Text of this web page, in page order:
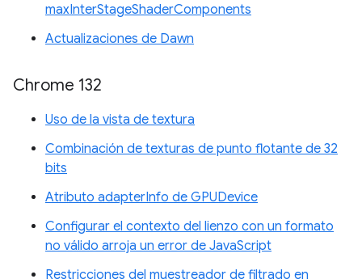
maxInterStageShaderComponents
Actualizaciones de Dawn
Chrome 132
Uso de la vista de textura
Combinación de texturas de punto flotante de 32
bits
Atributo adapterInfo de GPUDevice
Configurar el contexto del lienzo con un formato
no válido arroja un error de JavaScript
Restricciones del muestreador de filtrado en